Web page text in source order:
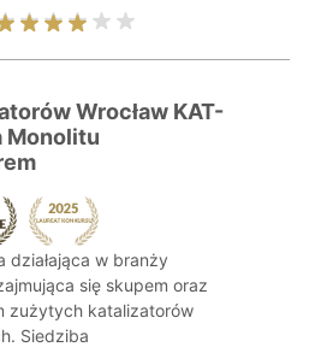
Wrocław KAT-
Monolitu
działająca w branży
się skupem oraz
zużytych katalizatorów
Siedziba